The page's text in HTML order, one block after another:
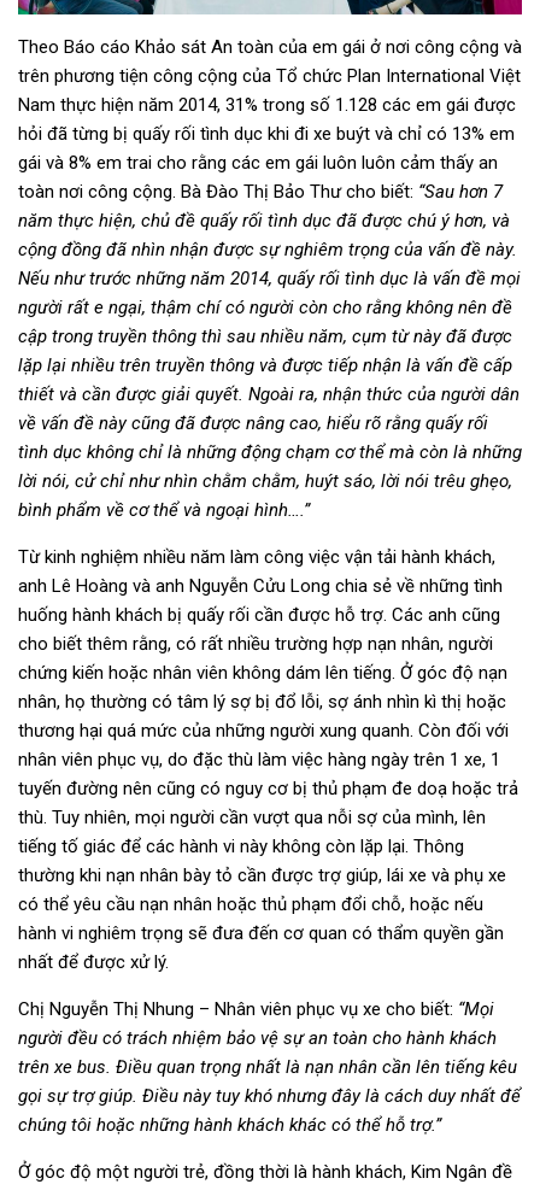
Theo Báo cáo Khảo sát An toàn của em gái ở nơi công cộng và
trên phương tiện công cộng của Tổ chức Plan International Việt
Nam thực hiện năm 2014, 31% trong số 1.128 các em gái được
hỏi đã từng bị quấy rối tình dục khi đi xe buýt và chỉ có 13% em
gái và 8% em trai cho rằng các em gái luôn luôn cảm thấy an
toàn nơi công cộng. Bà Đào Thị Bảo Thư cho biết: “Sau hơn 7
năm thực hiện, chủ đề quấy rối tình dục đã được chú ý hơn, và
cộng đồng đã nhìn nhận được sự nghiêm trọng của vấn đề này.
Nếu như trước những năm 2014, quấy rối tình dục là vấn đề mọi
người rất e ngại, thậm chí có người còn cho rằng không nên đề
cập trong truyền thông thì sau nhiều năm, cụm từ này đã được
lặp lại nhiều trên truyền thông và được tiếp nhận là vấn đề cấp
thiết và cần được giải quyết. Ngoài ra, nhận thức của người dân
về vấn đề này cũng đã được nâng cao, hiểu rõ rằng quấy rối
tình dục không chỉ là những động chạm cơ thể mà còn là những
lời nói, cử chỉ như nhìn chằm chằm, huýt sáo, lời nói trêu ghẹo,
bình phẩm về cơ thể và ngoại hình….”
Từ kinh nghiệm nhiều năm làm công việc vận tải hành khách,
anh Lê Hoàng và anh Nguyễn Cửu Long chia sẻ về những tình
huống hành khách bị quấy rối cần được hỗ trợ. Các anh cũng
cho biết thêm rằng, có rất nhiều trường hợp nạn nhân, người
chứng kiến hoặc nhân viên không dám lên tiếng. Ở góc độ nạn
nhân, họ thường có tâm lý sợ bị đổ lỗi, sợ ánh nhìn kì thị hoặc
thương hại quá mức của những người xung quanh. Còn đối với
nhân viên phục vụ, do đặc thù làm việc hàng ngày trên 1 xe, 1
tuyến đường nên cũng có nguy cơ bị thủ phạm đe doạ hoặc trả
thù. Tuy nhiên, mọi người cần vượt qua nỗi sợ của mình, lên
tiếng tố giác để các hành vi này không còn lặp lại. Thông
thường khi nạn nhân bày tỏ cần được trợ giúp, lái xe và phụ xe
có thể yêu cầu nạn nhân hoặc thủ phạm đổi chỗ, hoặc nếu
hành vi nghiêm trọng sẽ đưa đến cơ quan có thẩm quyền gần
nhất để được xử lý.
Chị Nguyễn Thị Nhung – Nhân viên phục vụ xe cho biết: “Mọi
người đều có trách nhiệm bảo vệ sự an toàn cho hành khách
trên xe bus. Điều quan trọng nhất là nạn nhân cần lên tiếng kêu
gọi sự trợ giúp. Điều này tuy khó nhưng đây là cách duy nhất để
chúng tôi hoặc những hành khách khác có thể hỗ trợ.”
Ở góc độ một người trẻ, đồng thời là hành khách, Kim Ngân đề